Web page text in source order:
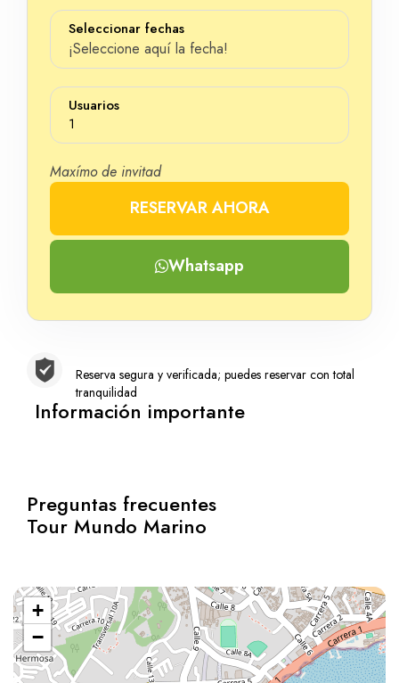
Seleccionar fechas
¡Seleccione aquí la fecha!
Usuarios
1
Maxímo de invitad
RESERVAR AHORA
Whatsapp
Reserva segura y verificada; puedes reservar con total
tranquilidad
Información importante
Preguntas frecuentes
Tour Mundo Marino
+
−